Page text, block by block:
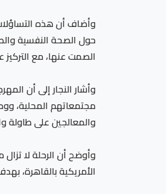
وأضاف أن هذه
حول الصحة النفسية
الصمت عنها، مع التركيز
والمعالجين على طاولة
الأمريكية بالقاهرة،